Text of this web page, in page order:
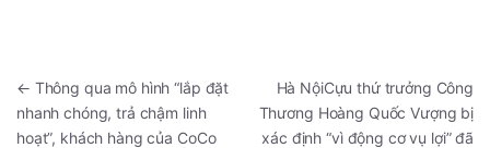
← Thông qua mô hình “lắp đặt
nhanh chóng, trả chậm linh
hoạt”, khách hàng của CoCo
Hà NộiCựu thứ trưởng Công
Thương Hoàng Quốc Vượng bị
xác định “vì động cơ vụ lợi” đã